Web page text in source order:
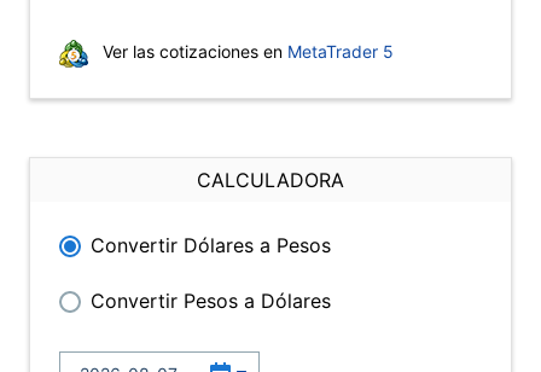
Ver las cotizaciones en MetaTrader 5
CALCULADORA
Convertir Dólares a Pesos
Convertir Pesos a Dólares